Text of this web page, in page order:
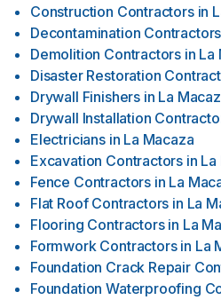
Construction Contractors in
Decontamination Contractors
Demolition Contractors in La
Disaster Restoration
Drywall Finishers in La
Drywall Installation
Electricians in La Macaza
Excavation Contractors in La
Fence Contractors in La
Flat Roof Contractors in La
Flooring Contractors in La
Formwork Contractors in La
Foundation Crack Repair
Foundation Waterproofing